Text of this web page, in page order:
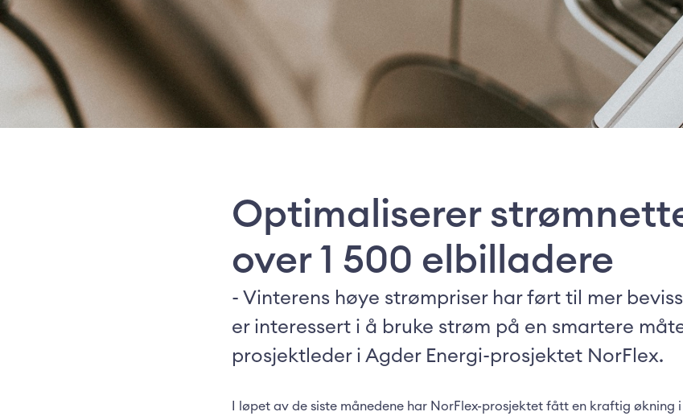
Optimaliserer
over 1 500 elbilladere
- Vinterens høye strømpriser har ført til mer
er interessert i å bruke strøm på en smartere
prosjektleder i Agder Energi-prosjektet NorFlex.
I løpet av de siste månedene har NorFlex-prosjektet fått en kraftig økning